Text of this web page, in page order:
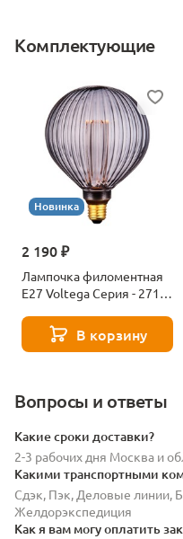
Комплектующие
Новинка
2 190 ₽
Лампочка филоментная
Е27 Voltega Серия - 271
В корзину
Вопросы и ответы
Какие сроки доставки?
2-3 рабочих дня Москва и
Какими транспортными
Сдэк, Пэк, Деловые линии,
Желдорэкспедиция
Как я вам могу оплатить